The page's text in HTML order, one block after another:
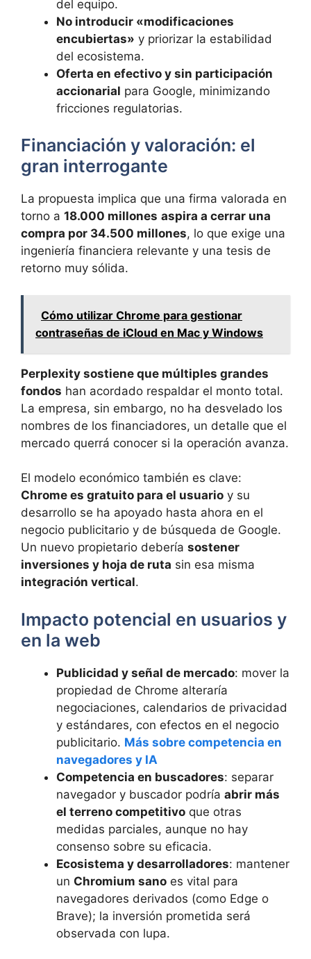
del equipo.
No introducir «modificaciones
encubiertas» y priorizar la estabilidad
del ecosistema.
Oferta en efectivo y sin participación
accionarial para Google, minimizando
fricciones regulatorias.
Financiación y valoración: el
gran interrogante
La propuesta implica que una firma valorada en
torno a 18.000 millones aspira a cerrar una
compra por 34.500 millones, lo que exige una
ingeniería financiera relevante y una tesis de
retorno muy sólida.
Cómo utilizar Chrome para gestionar
contraseñas de iCloud en Mac y Windows
Perplexity sostiene que múltiples grandes
fondos han acordado respaldar el monto total.
La empresa, sin embargo, no ha desvelado los
nombres de los financiadores, un detalle que el
mercado querrá conocer si la operación avanza.
El modelo económico también es clave:
Chrome es gratuito para el usuario y su
desarrollo se ha apoyado hasta ahora en el
negocio publicitario y de búsqueda de Google.
Un nuevo propietario debería sostener
inversiones y hoja de ruta sin esa misma
integración vertical.
Impacto potencial en usuarios y
en la web
Publicidad y señal de mercado: mover la
propiedad de Chrome alteraría
negociaciones, calendarios de privacidad
y estándares, con efectos en el negocio
publicitario. Más sobre competencia en
navegadores y IA
Competencia en buscadores: separar
navegador y buscador podría abrir más
el terreno competitivo que otras
medidas parciales, aunque no hay
consenso sobre su eficacia.
Ecosistema y desarrolladores: mantener
un Chromium sano es vital para
navegadores derivados (como Edge o
Brave); la inversión prometida será
observada con lupa.